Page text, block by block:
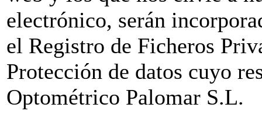
electrónico, serán
el Registro de Ficheros
Protección de datos cuyo
Optométrico Palomar S.L.